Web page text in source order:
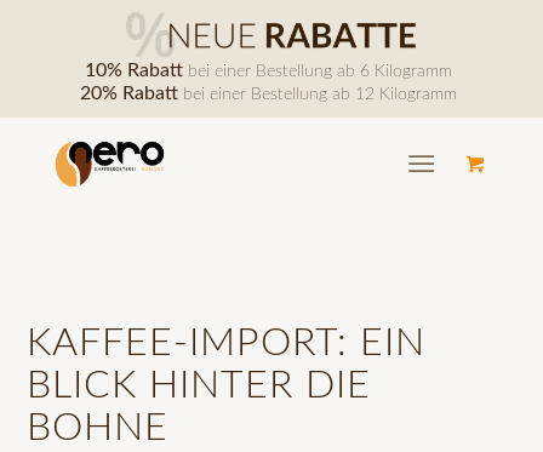
10% Rabatt bei einer Bestellung ab 6 Kilogramm
20% Rabatt bei einer Bestellung ab 12 Kilogramm
KAFFEE-IMPORT: EIN
BLICK HINTER DIE
BOHNE